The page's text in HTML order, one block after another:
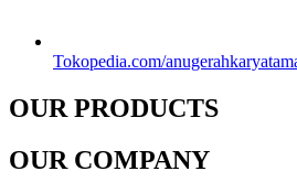
Tokopedia.com/
OUR PRODUCTS
OUR COMPANY